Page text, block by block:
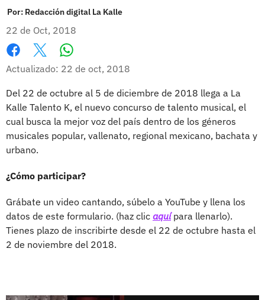
Por: Redacción digital La Kalle
22 de Oct, 2018
Facebook
X
Actualizado: 22 de oct, 2018
Del 22 de octubre al 5 de diciembre de 2018 llega a La
Kalle Talento K, el nuevo concurso de talento musical, el
cual busca la mejor voz del país dentro de los géneros
musicales popular, vallenato, regional mexicano, bachata y
urbano.
¿Cómo participar?
Grábate un video cantando, súbelo a YouTube y llena los
datos de este formulario. (haz clic aquípara llenarlo).
Tienes plazo de inscribirte desde el 22 de octubre hasta el
2 de noviembre del 2018.